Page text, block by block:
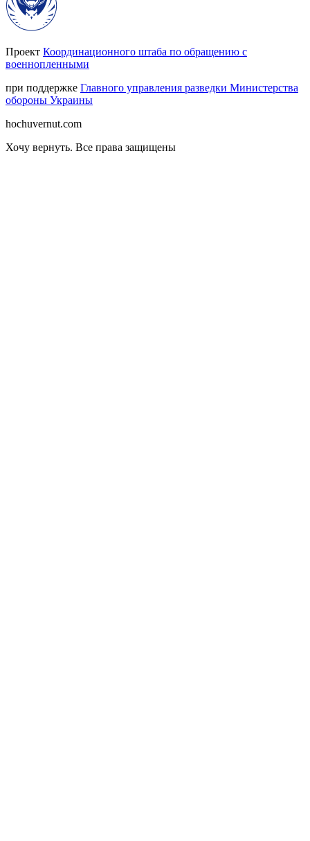
Проект Координационного штаба по обращению с
военнопленными
при поддержке Главного управления разведки Министерства
обороны Украины
hochuvernut.com
Хочу вернуть. Все права защищены